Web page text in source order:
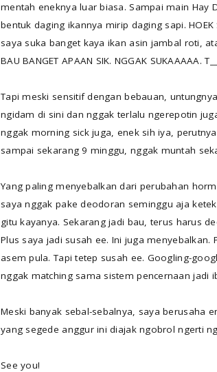
mentah eneknya luar biasa. Sampai main Hay
bentuk daging ikannya mirip daging sapi.
saya suka banget kaya ikan asin jambal roti,
BAU BANGET APAAN SIK. NGGAK SUKAAAAA.
Tapi meski sensitif dengan bebauan,
ngidam di sini dan nggak terlalu ngerepotin
nggak morning sick juga, enek sih iya,
sampai sekarang 9 minggu, nggak muntah
Yang paling menyebalkan dari perubahan
saya nggak pake deodoran seminggu aja
gitu kayanya. Sekarang jadi bau, terus harus
Plus saya jadi susah ee. Ini juga
asem pula. Tapi tetep susah ee. Googling-
nggak matching sama sistem pencernaan jadi
Meski banyak sebal-sebalnya, saya berusaha
yang segede anggur ini diajak ngobrol ngerti
See you!